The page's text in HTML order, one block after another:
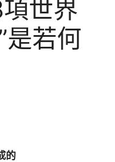
世界
是若何
的